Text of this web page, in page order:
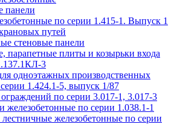
панели
по серии 1.415-1. Выпуск 1
путей
стеновые панели
парапетные плиты и козырьки входа
3
одноэтажных производственных
1.424.1-5, выпуск 1/87
по серии 3.017-1, 3.017-3
железобетонные по серии 1.038.1-1
железобетонные по серии